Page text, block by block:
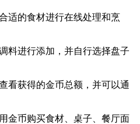
适的食材进行在线处理和烹
料进行添加，并自行选择盘子
看获得的金币总额，并可以通
金币购买食材、桌子、餐厅面